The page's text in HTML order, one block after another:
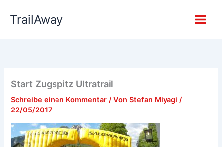
InhaltTrailAway
Start Zugspitz Ultratrail
Schreibe einen Kommentar / VonStefan Miyagi/
22/05/2017